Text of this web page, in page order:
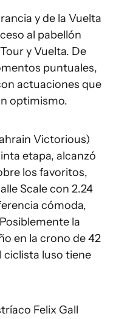
y de la Vuelta
al pabellón
y Vuelta. De
puntuales,
actuaciones que
optimismo.
Victorious)
etapa, alcanzó
los favoritos,
Scale con 2.24
cómoda,
la
en la crono de 42
ciclista luso tiene
Felix Gall